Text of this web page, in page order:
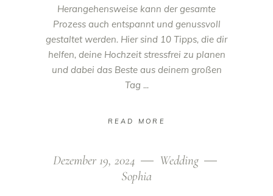
Herangehensweise kann der gesamte
Prozess auch entspannt und genussvoll
gestaltet werden. Hier sind 10 Tipps, die dir
helfen, deine Hochzeit stressfrei zu planen
und dabei das Beste aus deinem großen
Tag
READ MORE
Dezember 19, 2024
Wedding
Sophia